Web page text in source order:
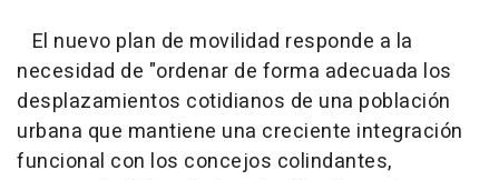
El nuevo plan de movilidad responde a la
necesidad de "ordenar de forma adecuada los
desplazamientos cotidianos de una población
urbana que mantiene una creciente integración
funcional con los concejos colindantes,